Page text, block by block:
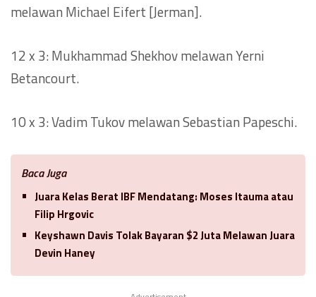
melawan Michael Eifert [Jerman].
12 x 3: Mukhammad Shekhov melawan Yerni
Betancourt.
10 x 3: Vadim Tukov melawan Sebastian Papeschi.
Baca Juga
Juara Kelas Berat IBF Mendatang: Moses Itauma atau
Filip Hrgovic
Keyshawn Davis Tolak Bayaran $2 Juta Melawan Juara
Devin Haney